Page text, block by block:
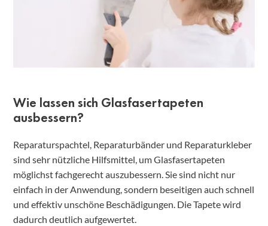
Wie lassen sich Glasfasertapeten
ausbessern?
Reparaturspachtel, Reparaturbänder und Reparaturkleber
sind sehr nützliche Hilfsmittel, um Glasfasertapeten
möglichst fachgerecht auszubessern. Sie sind nicht nur
einfach in der Anwendung, sondern beseitigen auch schnell
und effektiv unschöne Beschädigungen. Die Tapete wird
dadurch deutlich aufgewertet.